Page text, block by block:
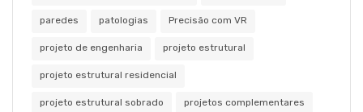
paredes patologias Precisão com VR
projeto de engenharia projeto estrutural
projeto estrutural residencial
projeto estrutural sobrado projetos complementares